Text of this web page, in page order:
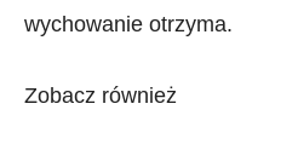
wychowanie otrzyma.
Zobacz również